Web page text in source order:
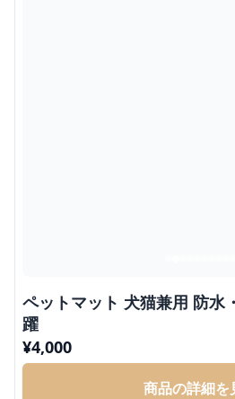
ペットマット 犬猫兼用 防水
躍
¥4,000
商品の詳細を